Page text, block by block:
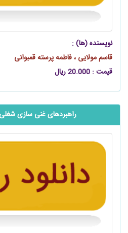
نویسنده (ها) :
قاسم مولایی ، فاطمه پرسته قمبوانی
قیمت : 20.000 ریال
راهبردهای غنی سازی